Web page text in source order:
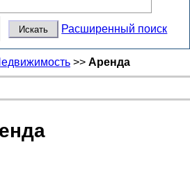
Расширенный поиск
>> Аренда